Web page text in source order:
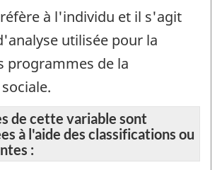
réfère à l'individu et il s'agit
utilisée pour la
programmes de la
de cette variable sont
à l'aide des classifications ou
: